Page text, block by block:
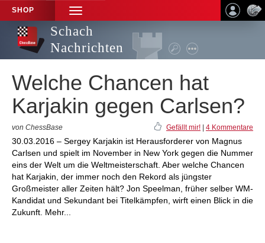
SHOP
TOGGLE
NAVIGATION
Schach
Nachrichten
Welche Chancen hat
Karjakin gegen Carlsen?
von ChessBase Gefällt mir! 4 Kommentare
30.03.2016 – Sergey Karjakin ist Herausforderer von Magnus
Carlsen und spielt im November in New York gegen die Nummer
eins der Welt um die Weltmeisterschaft. Aber welche Chancen
hat Karjakin, der immer noch den Rekord als jüngster
Großmeister aller Zeiten hält? Jon Speelman, früher selber WM-
Kandidat und Sekundant bei Titelkämpfen, wirft einen Blick in die
Zukunft. Mehr...